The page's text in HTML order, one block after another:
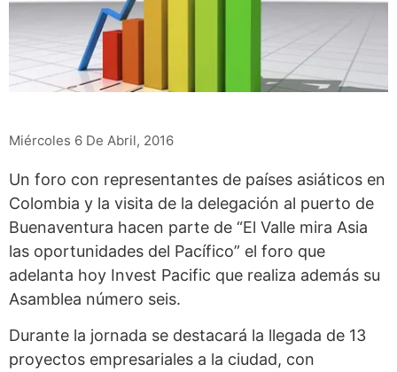
Miércoles 6 De Abril, 2016
Un foro con representantes de países asiáticos en
Colombia y la visita de la delegación al puerto de
Buenaventura hacen parte de “El Valle mira Asia
las oportunidades del Pacífico” el foro que
adelanta hoy Invest Pacific que realiza además su
Asamblea número seis.
Durante la jornada se destacará la llegada de 13
proyectos empresariales a la ciudad, con